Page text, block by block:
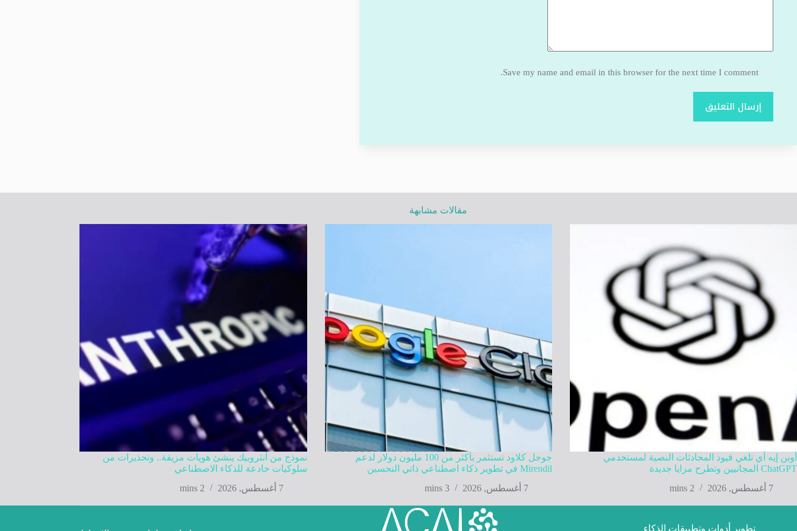
Save my name and email in this browser for the next time I comment.
إرسال التعليق
مقالات مشابهة
أوبن إيه آي تلغي قيود المحادثات النصية لمستخدمي
ChatGPT المجانيين وتطرح مزايا جديدة
7 أغسطس, 2026
2 mins
جوجل كلاود تستثمر بأكثر من 100 مليون دولار لدعم
Mirendil في تطوير ذكاء اصطناعي ذاتي التحسين
7 أغسطس, 2026
3 mins
نموذج من أنثروبيك ينشئ هويات مزيفة.. وتحذيرات من
سلوكيات خادعة للذكاء الاصطناعي
7 أغسطس, 2026
2 mins
تطوير أدوات وتطبيقات الذكاء